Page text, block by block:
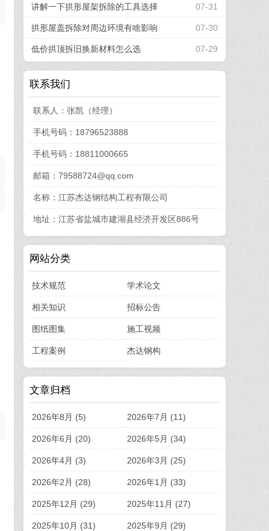
07-31
讲解一下拱形屋架拆除的工具选择
07-30
拱形屋盖拆除对周边环境有啥影响
07-29
低价拱顶拆旧换新材料怎么选
联系我们
联系人：张凯（经理）
手机号码：18796523888
手机号码：18811000665
邮箱：79588724@qq.com
名称：江苏杰达钢结构工程有限公司
地址：江苏省盐城市建湖县经济开发区886号
网站分类
技术规范 学术论文
相关知识 招标公告
图纸图集 施工视频
工程案例 杰达钢构
文章归档
2026年8月 (5) 2026年7月 (11)
2026年6月 (20) 2026年5月 (34)
2026年4月 (3) 2026年3月 (25)
2026年2月 (28) 2026年1月 (33)
2025年12月 (29) 2025年11月 (27)
2025年10月 (31) 2025年9月 (29)